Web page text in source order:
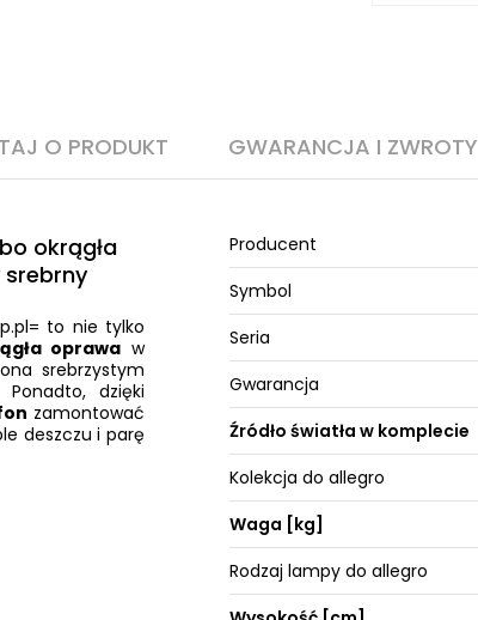
O PRODUKT GWARANCJA I ZWROTY
okrągła
srebrny
to nie tylko
oprawa w
srebrzystym
dzięki
zamontować
deszczu i parę
Producent
Symbol
Seria
Gwarancja
Źródło światła w komplecie
Kolekcja do allegro
Waga [kg]
Rodzaj lampy do allegro